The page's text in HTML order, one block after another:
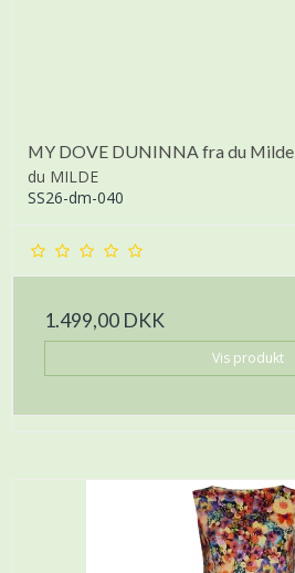
MY DOVE DUNINNA fra du Milde
du MILDE
SS26-dm-040
1.499,00 DKK
Vis produkt